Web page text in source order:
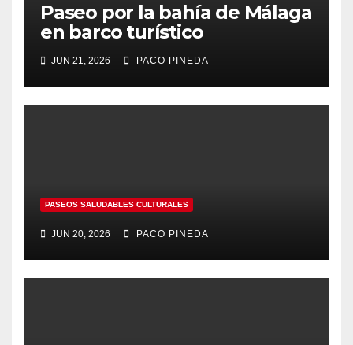
Paseo por la bahía de Málaga
en barco turístico
JUN 21, 2026 PACO PINEDA
PASEOS SALUDABLES CULTURALES
JUN 20, 2026 PACO PINEDA